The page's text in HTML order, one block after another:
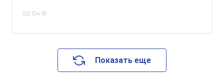
02.04.19
Показать еще